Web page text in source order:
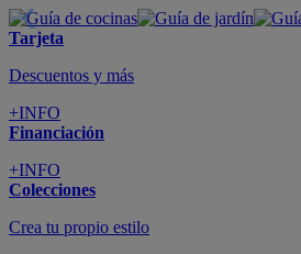
Tarjeta
Descuentos y más
+INFO
Financiación
+INFO
Colecciones
Crea tu propio estilo